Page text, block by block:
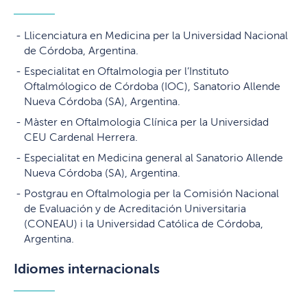
Llicenciatura en Medicina per la Universidad Nacional
de Córdoba, Argentina.
Especialitat en Oftalmologia per l’Instituto
Oftalmólogico de Córdoba (IOC), Sanatorio Allende
Nueva Córdoba (SA), Argentina.
Màster en Oftalmologia Clínica per la Universidad
CEU Cardenal Herrera.
Especialitat en Medicina general al Sanatorio Allende
Nueva Córdoba (SA), Argentina.
Postgrau en Oftalmologia per la Comisión Nacional
de Evaluación y de Acreditación Universitaria
(CONEAU) i la Universidad Católica de Córdoba,
Argentina.
Idiomes internacionals